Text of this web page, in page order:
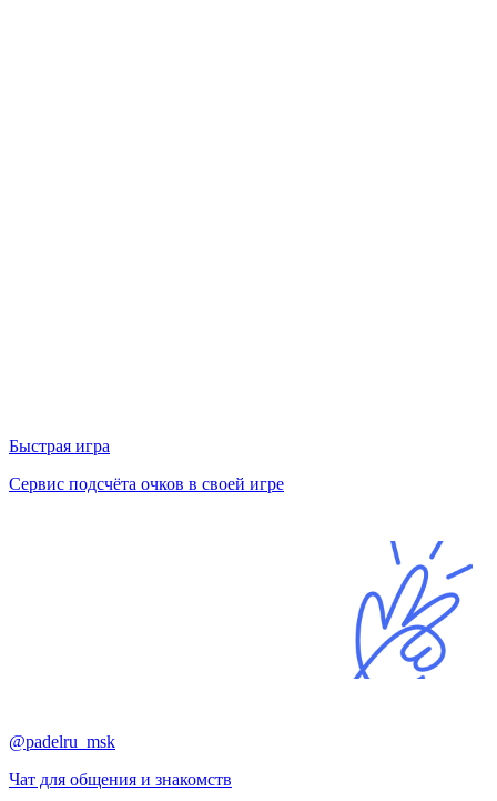
Быстрая игра
Сервис подсчёта очков в своей игре
@padelru_msk
Чат для общения и знакомств